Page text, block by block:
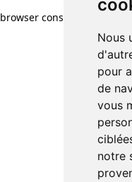
Nous
pour
de
vous
notre
browser console for more